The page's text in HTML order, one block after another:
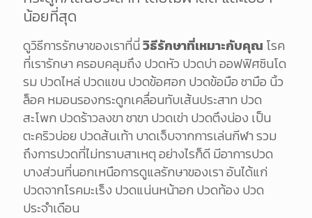
น้อยที่สุด
ดูวิธีการรักษาของเราที่นี่วิธีรักษาที่เหมาะกับคุณ โรค
ที่เรารักษา ครอบคลุมถึง ปวดหัว ปวดบ่า ออฟฟิศซินโด
รม ปวดไหล่ ปวดแขน ปวดข้อศอก ปวดข้อมือ ชามือ นิ้ว
ล็อค หมอนรองกระดูกเคลื่อนทับเส้นประสาท ปวด
สะโพก ปวดร้าวลงขา ชาขา ปวดเข่า ปวดตึงน่อง เป็น
ตะคริวบ่อย ปวดส้นเท้า บาดเจ็บจากการเล่นกีฬา รวม
ถึงการปวดที่ไม่ทราบสาเหตุ อย่างไรก็ดี มีอาการปวด
บางส่วนที่นอกเหนือการดูแลรักษาของเรา อันได้แก่
ปวดจากโรคมะเร็ง ปวดแน่นหน้าอก ปวดท้อง ปวด
ประจำเดือน